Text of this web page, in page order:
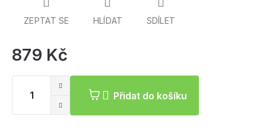
879 Kč
Přidat do košíku
ZEPTAT SE HLÍDAT SDÍLET